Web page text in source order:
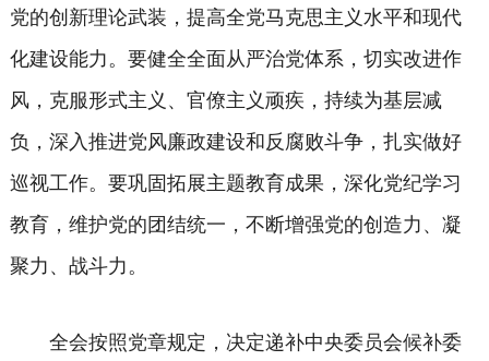
党的创新理论武装，提高全党马克思主义水平和现代
化建设能力。要健全全面从严治党体系，切实改进作
风，克服形式主义、官僚主义顽疾，持续为基层减
负，深入推进党风廉政建设和反腐败斗争，扎实做好
巡视工作。要巩固拓展主题教育成果，深化党纪学习
教育，维护党的团结统一，不断增强党的创造力、凝
聚力、战斗力。
全会按照党章规定，决定递补中央委员会候补委